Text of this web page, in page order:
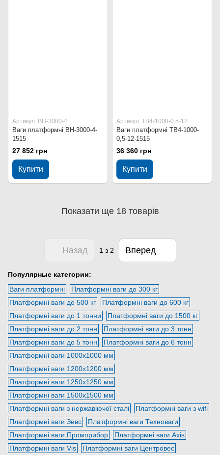
Артикул: ВН-3000-4
Ваги платформні ВН-3000-4-
1515
27 852 грн
Купити
Артикул: ТВ4-1000-0,5-12
Ваги платформні ТВ4-1000-
0,5-12-1515
36 360 грн
Купити
Показати ще 18 товарів
Назад 1з 2 Вперед
Популярные категории:
Ваги платформні
Платформні ваги до 300 кг
Платформні ваги до 500 кг
Платформні ваги до 600 кг
Платформні ваги до 1 тонни
Платформні ваги до 1500 кг
Платформні ваги до 2 тонн
Платформні ваги до 3 тонн
Платформні ваги до 5 тонн
Платформні ваги до 6 тонн
Платформні ваги 1000х1000 мм
Платформні ваги 1200х1200 мм
Платформні ваги 1250х1250 мм
Платформні ваги 1500х1500 мм
Платформні ваги з нержавіючої сталі
Платформні ваги з wifi
Платформні ваги Зевс
Платформні ваги Техноваги
Платформні ваги Промприбор
Платформні ваги Axis
Платформні ваги Vis
Платформні ваги Центровес